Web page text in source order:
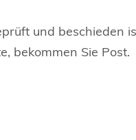
und beschieden
bekommen Sie Post.